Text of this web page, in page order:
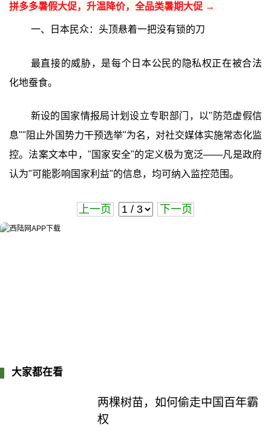
拼多多暑假大促，升温降价，全品类暑期大促 →
一、日本民众：头顶悬着一把没有锁的刀
最直接的威胁，是每个日本公民的隐私权正在被合法
化地蚕食。
新设的国家情报局计划设立专职部门，以"防范虚假信
息""阻止外国势力干预选举"为名，对社交媒体实施常态化监
控。法案文本中，"国家安全"的定义极为宽泛——凡是政府
认为"可能影响国家利益"的信息，均可纳入监控范围。
上一页 下一页
大家都在看
两棵树苗，如何偷走中国百年霸
权